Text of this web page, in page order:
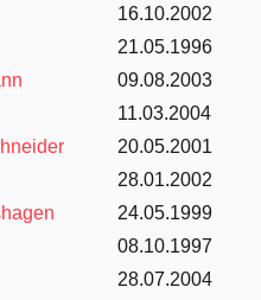
16.10.2002
21.05.1996
09.08.2003
11.03.2004
20.05.2001
28.01.2002
24.05.1999
08.10.1997
28.07.2004